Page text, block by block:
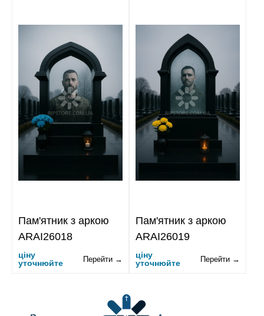
Пам'ятник з аркою
ARAI26018
ціну
уточнюйте
Перейти →
Пам'ятник з аркою
ARAI26019
ціну
уточнюйте
Перейти →